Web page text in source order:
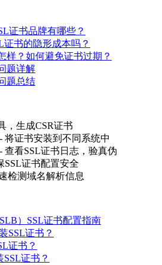
证书品牌有哪些？
书的隐形成本吗？
样？如何避免证书过期？
题详解
题总结
，生成CSR证书
- 将证书安装到不同系统中
- 查看SSL证书日志，验真伪
SSL证书配置安全
检测域名解析信息
）SSL证书配置指南
SSL证书？
证书？
证书？